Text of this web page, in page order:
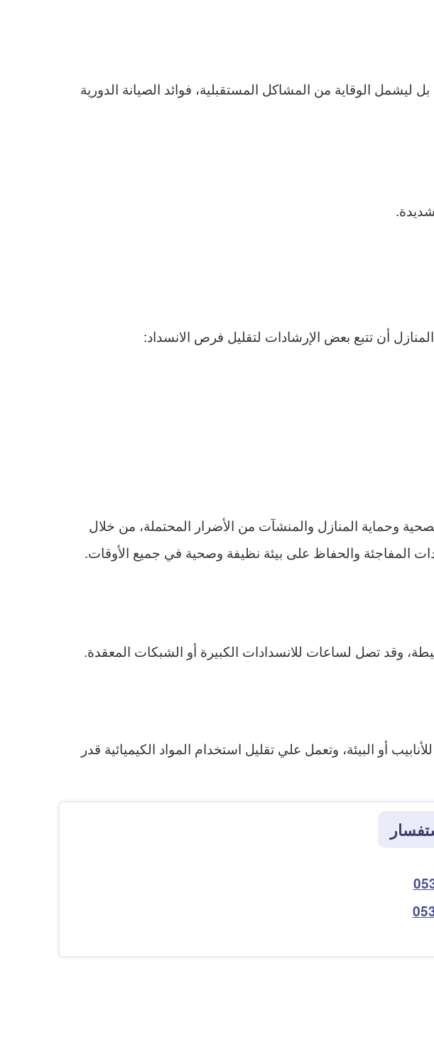
الوقاية من المشاكل المستقبلية، فوائد الصيانة الدورية
أن تتبع بعض الإرشادات لتقليل فرص الانسداد:
وحماية المنازل والمنشآت من الأضرار المحتملة، من خلال
المفاجئة والحفاظ على بيئة نظيفة وصحية في جميع الأوقات.
أو البيئة، وتعمل علي تقليل استخدام المواد الكيميائية قدر